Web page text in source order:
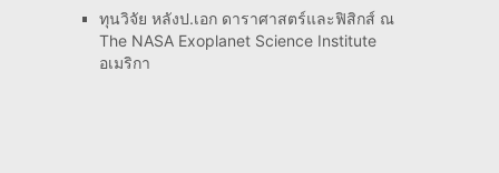
ทุนวิจัย หลังป.เอก ดาราศาสตร์และฟิสิกส์ ณ
The NASA Exoplanet Science Institute
อเมริกา